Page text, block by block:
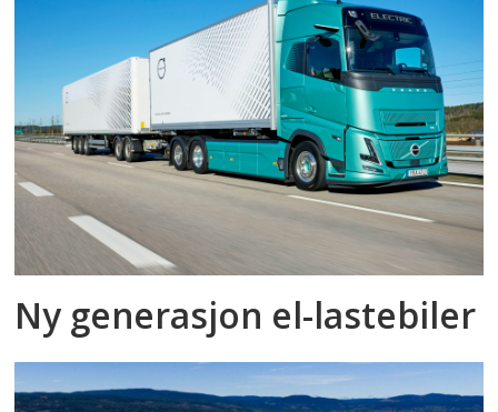
Ny generasjon el-lastebiler